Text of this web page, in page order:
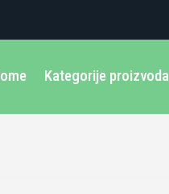
Kategorije proizvoda